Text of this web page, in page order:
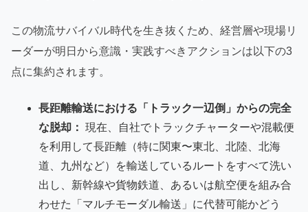
この物流サバイバル時代を生き抜くため、経営層や現場リ
ーダーが明日から意識・実践すべきアクションは以下の3
点に集約されます。
長距離輸送における「トラック一辺倒」からの完全
な脱却： 現在、自社でトラックチャーターや混載便
を利用して長距離（特に関東〜東北、北陸、北海
道、九州など）を輸送しているルートをすべて洗い
出し、新幹線や貨物鉄道、あるいは航空便を組み合
わせた「マルチモーダル輸送」に代替可能かどう